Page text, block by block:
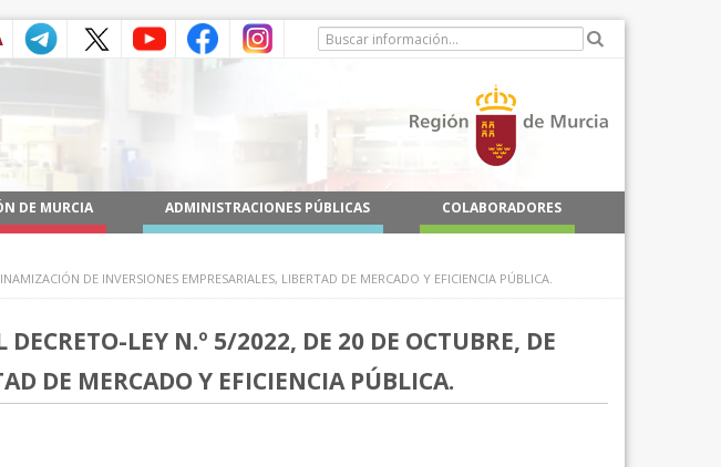
DE MURCIA ADMINISTRACIONES PÚBLICAS COLABORADORES
DE INVERSIONES EMPRESARIALES, LIBERTAD DE MERCADO Y EFICIENCIA PÚBLICA.
LEY N.º 5/2022, DE 20 DE OCTUBRE, DE
DE MERCADO Y EFICIENCIA PÚBLICA.